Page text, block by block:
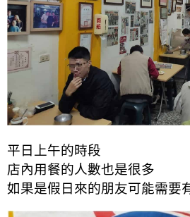
平日上午的時段
店內用餐的人數也是很多
如果是假日來的朋友可能需要